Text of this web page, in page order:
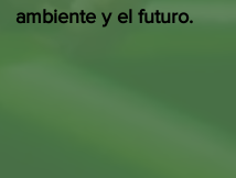
ambiente y el futuro.